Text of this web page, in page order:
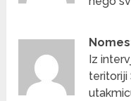
Iz
teritoriji